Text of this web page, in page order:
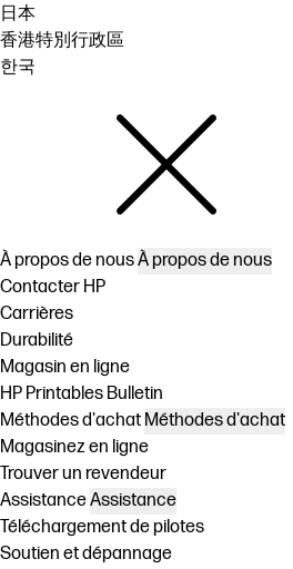
日本
香港特別行政區
한국
À propos de nousÀ propos de nous
Contacter HP
Carrières
Durabilité
Magasin en ligne
HP Printables Bulletin
Méthodes d'achat Méthodes d'achat
Magasinez en ligne
Trouver un revendeur
AssistanceAssistance
Téléchargement de pilotes
Soutien et dépannage